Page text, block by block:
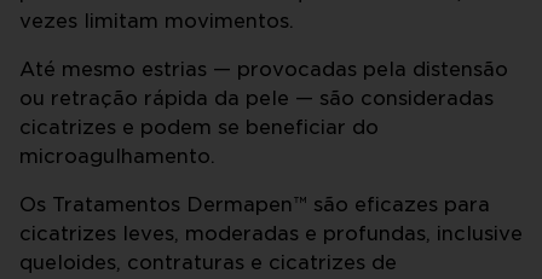
vezes limitam movimentos.
Até mesmo estrias — provocadas pela distensão
ou retração rápida da pele — são consideradas
cicatrizes e podem se beneficiar do
microagulhamento.
Os Tratamentos Dermapen™ são eficazes para
cicatrizes leves, moderadas e profundas, inclusive
queloides, contraturas e cicatrizes de